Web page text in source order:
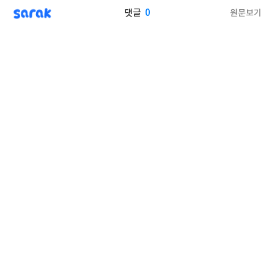
sarak 댓글 0 원문보기